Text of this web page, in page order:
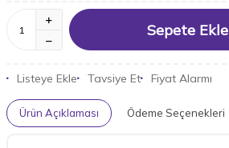
Sepete Ekle
Listeye Ekle Tavsiye Et Fiyat Alarmı
Ürün Açıklaması Ödeme Seçenekleri